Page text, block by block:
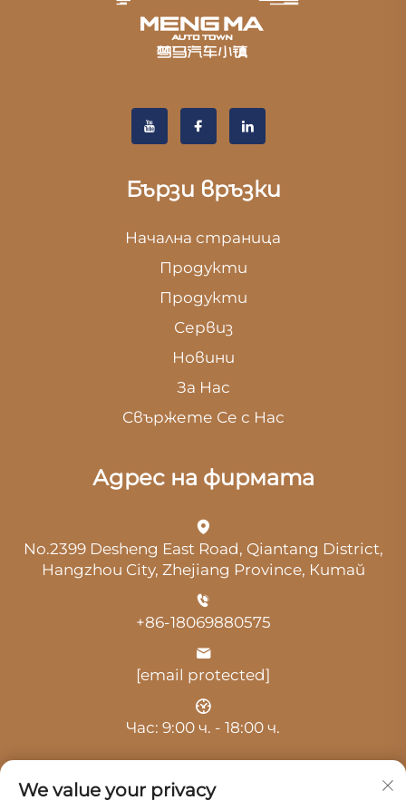
Бързи връзки
Начална страница
Продукти
Продукти
Сервиз
Новини
За Нас
Свържете Се с Нас
Адрес на фирмата
No.2399 Desheng East Road, Qiantang District,
Hangzhou City, Zhejiang Province, Китай
+86-18069880575
[email protected]
Час: 9:00 ч. - 18:00 ч.
We value your privacy